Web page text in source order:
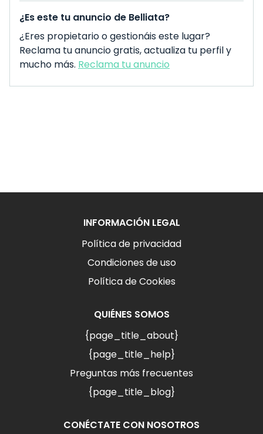
¿Es este tu anuncio de Belliata?
¿Eres propietario o gestionáis este lugar?
Reclama tu anuncio gratis, actualiza tu perfil y
mucho más. Reclama tu anuncio
INFORMACIÓN LEGAL
Política de privacidad
Condiciones de uso
Política de Cookies
QUIÉNES SOMOS
{page_title_about}
{page_title_help}
Preguntas más frecuentes
{page_title_blog}
CONÉCTATE CON NOSOTROS